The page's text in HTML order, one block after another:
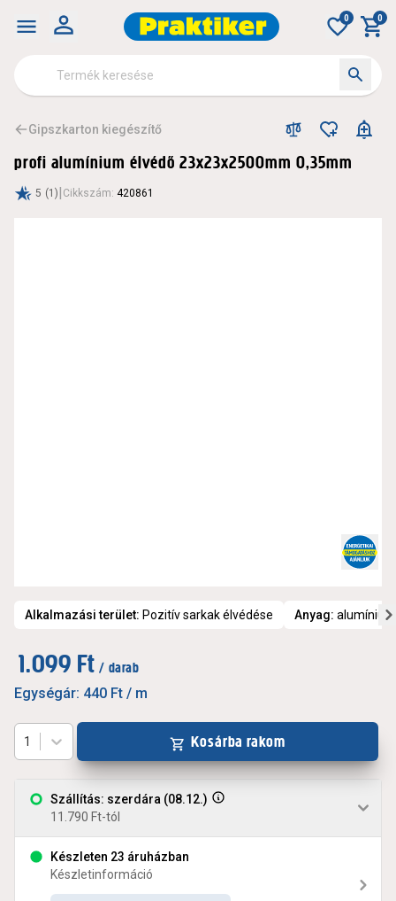
0 0
Gipszkarton kiegészítő
profi alumínium élvédő 23x23x2500mm 0,35mm
5 (1)| Cikkszám: 420861
Alkalmazási terület: Pozitív sarkak élvédése Anyag: alumínium
1.099 Ft / darab
Egységár: 440 Ft / m
Szállítás: szerdára (08.12.)
11.790 Ft-tól
Készleten 23 áruházban
Készletinformáció
1 Kosárba rakom